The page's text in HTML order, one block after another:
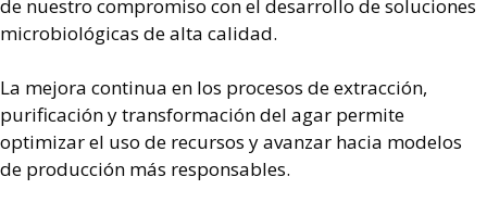
de nuestro compromiso con el desarrollo de soluciones
microbiológicas de alta calidad.
La mejora continua en los procesos de extracción,
purificación y transformación del agar permite
optimizar el uso de recursos y avanzar hacia modelos
de producción más responsables.